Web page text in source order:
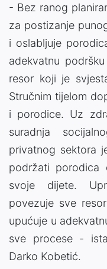
- Bez ranog
za postizanje
i oslabljuje
adekvatnu
resor koji je
Stručnim tijelom
i porodice. Uz
suradnja
privatnog sektora
podržati porodica
svoje dijete.
povezuje sve
upućuje u
sve procese -
Darko Kobetić.